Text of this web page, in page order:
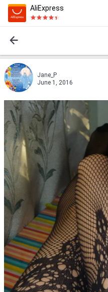
AliExpress
Jane_P
June 1, 2016